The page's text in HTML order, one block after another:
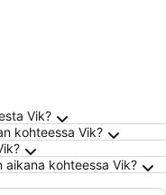
Vik
Vik?
kohteessa Vik?
kohteessa Vik?